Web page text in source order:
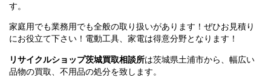
す。
家庭用でも業務用でも全般の取り扱いがあります！ぜひお見積り
にお役立て下さい！電動工具、家電は得意分野となります！
リサイクルショップ茨城買取相談所は茨城県土浦市から、幅広い
品物の買取、不用品の処分を致します。